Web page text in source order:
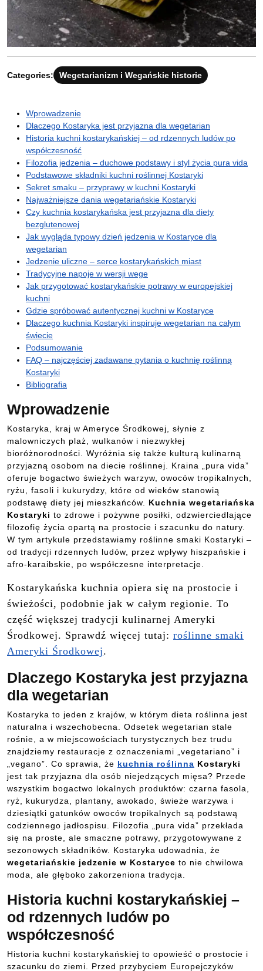
Categories: Wegetarianizm i Wegańskie historie
Wprowadzenie
Dlaczego Kostaryka jest przyjazna dla wegetarian
Historia kuchni kostarykańskiej – od rdzennych ludów po
współczesność
Filozofia jedzenia – duchowe podstawy i styl życia pura vida
Podstawowe składniki kuchni roślinnej Kostaryki
Sekret smaku – przyprawy w kuchni Kostaryki
Najważniejsze dania wegetariańskie Kostaryki
Czy kuchnia kostarykańska jest przyjazna dla diety
bezglutenowej
Jak wygląda typowy dzień jedzenia w Kostaryce dla
wegetarian
Jedzenie uliczne – serce kostarykańskich miast
Tradycyjne napoje w wersji wege
Jak przygotować kostarykańskie potrawy w europejskiej
kuchni
Gdzie spróbować autentycznej kuchni w Kostaryce
Dlaczego kuchnia Kostaryki inspiruje wegetarian na całym
świecie
Podsumowanie
FAQ – najczęściej zadawane pytania o kuchnię roślinną
Kostaryki
Bibliografia
Wprowadzenie
Kostaryka, kraj w Ameryce Środkowej, słynie z
malowniczych plaż, wulkanów i niezwykłej
bioróżnorodności. Wyróżnia się także kulturą kulinarną
przyjazną osobom na diecie roślinnej. Kraina „pura vida”
oferuje bogactwo świeżych warzyw, owoców tropikalnych,
ryżu, fasoli i kukurydzy, które od wieków stanowią
podstawę diety jej mieszkańców. Kuchnia wegetariańska
Kostaryki to zdrowe i pożywne posiłki, odzwierciedlające
filozofię życia opartą na prostocie i szacunku do natury.
W tym artykule przedstawiamy roślinne smaki Kostaryki –
od tradycji rdzennych ludów, przez wpływy hiszpańskie i
afro-karaibskie, po współczesne interpretacje.
Kostarykańska kuchnia opiera się na prostocie i
świeżości, podobnie jak w całym regionie. To
część większej tradycji kulinarnej Ameryki
Środkowej. Sprawdź więcej tutaj: roślinne smaki
Ameryki Środkowej.
Dlaczego Kostaryka jest przyjazna
dla wegetarian
Kostaryka to jeden z krajów, w którym dieta roślinna jest
naturalna i wszechobecna. Odsetek wegetarian stale
rośnie, a w miejscowościach turystycznych bez trudu
znajdziemy restauracje z oznaczeniami „vegetariano” i
„vegano”. Co sprawia, że kuchnia roślinna Kostaryki
jest tak przyjazna dla osób niejedzących mięsa? Przede
wszystkim bogactwo lokalnych produktów: czarna fasola,
ryż, kukurydza, plantany, awokado, świeże warzywa i
dziesiątki gatunków owoców tropikalnych są podstawą
codziennego jadłospisu. Filozofia „pura vida” przekłada
się na proste, ale smaczne potrawy, przygotowywane z
sezonowych składników. Kostaryka udowadnia, że
wegetariańskie jedzenie w Kostaryce to nie chwilowa
moda, ale głęboko zakorzeniona tradycja.
Historia kuchni kostarykańskiej –
od rdzennych ludów po
współczesność
Historia kuchni kostarykańskiej to opowieść o prostocie i
szacunku do ziemi. Przed przybyciem Europejczyków